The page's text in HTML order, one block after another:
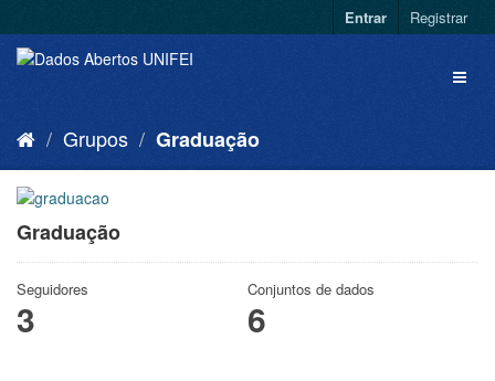
Entrar Registrar
Grupos Graduação
Graduação
Seguidores
3
Conjuntos de dados
6